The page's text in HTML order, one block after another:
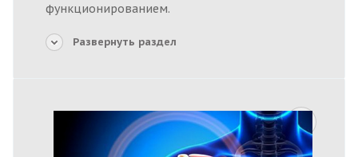
функционированием.
Развернуть раздел